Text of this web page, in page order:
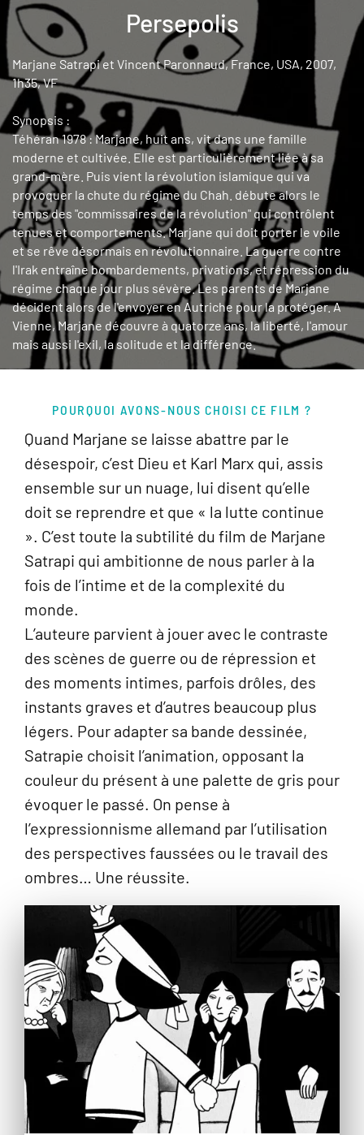
Persepolis
Marjane Satrapi et Vincent Paronnaud, France, USA, 2007,
1h35, VF
Synopsis :
Téhéran 1978 : Marjane, huit ans, vit dans une famille
moderne et cultivée. Elle est particulièrement liée à sa
grand-mère. Puis vient la révolution islamique qui va
provoquer la chute du régime du Chah. débute alors le
temps des "commissaires de la révolution" qui contrôlent
tenues et comportements. Marjane qui doit porter le voile
et se rêve désormais en révolutionnaire. La guerre contre
l'Irak entraîne bombardements, privations, et répression du
régime chaque jour plus sévère. Les parents de Marjane
décident alors de l'envoyer en Autriche pour la protéger. A
Vienne, Marjane découvre à quatorze ans, la liberté, l'amour
mais aussi l'exil, la solitude et la différence.
POURQUOI AVONS-NOUS CHOISI CE FILM ?
Quand Marjane se laisse abattre par le
désespoir, c’est Dieu et Karl Marx qui, assis
ensemble sur un nuage, lui disent qu’elle
doit se reprendre et que « la lutte continue
». C’est toute la subtilité du film de Marjane
Satrapi qui ambitionne de nous parler à la
fois de l’intime et de la complexité du
monde.
L’auteure parvient à jouer avec le contraste
des scènes de guerre ou de répression et
des moments intimes, parfois drôles, des
instants graves et d’autres beaucoup plus
légers. Pour adapter sa bande dessinée,
Satrapie choisit l’animation, opposant la
couleur du présent à une palette de gris pour
évoquer le passé. On pense à
l’expressionnisme allemand par l’utilisation
des perspectives faussées ou le travail des
ombres… Une réussite.